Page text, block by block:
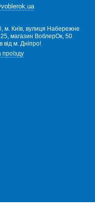
та отримайте
Voblerok-Nordfish з
м. Київ, вулиця Набережне
магазин ВоблерОк, 50
від м. Дніпро!
проїзду